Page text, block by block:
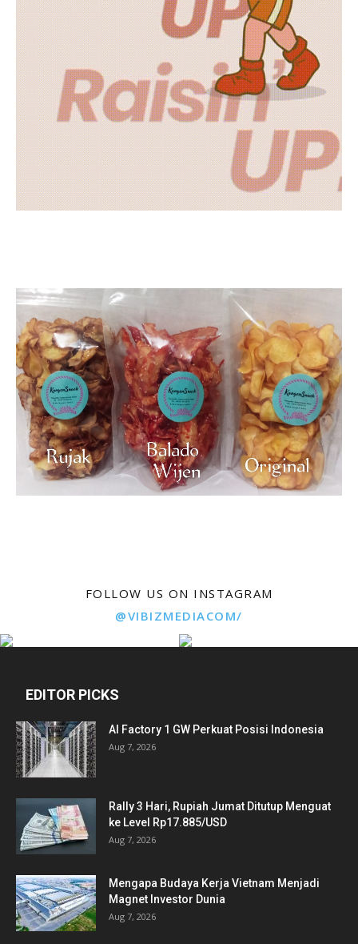
FOLLOW US ON INSTAGRAM
@VIBIZMEDIACOM/
EDITOR PICKS
AI Factory 1 GW Perkuat Posisi Indonesia
Aug 7, 2026
Rally 3 Hari, Rupiah Jumat Ditutup Menguat
ke Level Rp17.885/USD
Aug 7, 2026
Mengapa Budaya Kerja Vietnam Menjadi
Magnet Investor Dunia
Aug 7, 2026